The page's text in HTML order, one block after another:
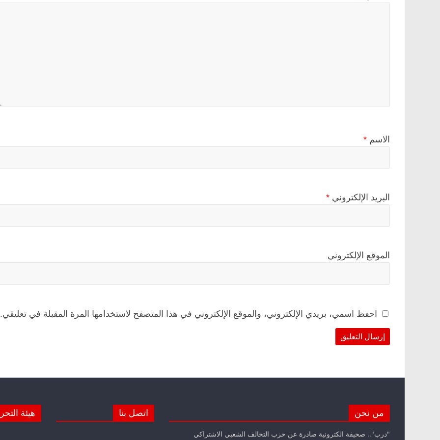
الاسم *
البريد الإلكتروني *
الموقع الإلكتروني
احفظ اسمي، بريدي الإلكتروني، والموقع الإلكتروني في هذا المتصفح لاستخدامها المرة المقبلة في تعليقي.
من نحن
"درب".. صحيفة الكترونية صادرة عن حزب التحالف الشعبي الاشتراكي
اتصل بنا هيئة